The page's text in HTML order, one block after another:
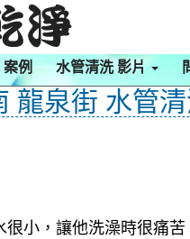
例 水管清洗 影片
龍泉街 水管
小，讓他洗澡時很痛